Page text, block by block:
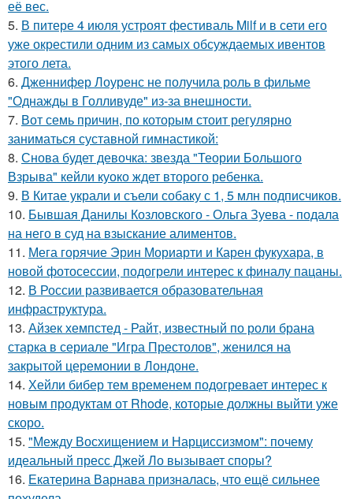
её вес.
5. В питере 4 июля устроят фестиваль Milf и в сети его
уже окрестили одним из самых обсуждаемых ивентов
этого лета.
6. Дженнифер Лоуренс не получила роль в фильме
"Однажды в Голливуде" из-за внешности.
7. Вот семь причин, по которым стоит регулярно
заниматься суставной гимнастикой:
8. Снова будет девочка: звезда "Теории Большого
Взрыва" кейли куоко ждет второго ребенка.
9. В Китае украли и съели собаку с 1, 5 млн подписчиков.
10. Бывшая Данилы Козловского - Ольга Зуева - подала
на него в суд на взыскание алиментов.
11. Мега горячие Эрин Мориарти и Карен фукухара, в
новой фотосессии, подогрели интерес к финалу пацаны.
12. В России развивается образовательная
инфраструктура.
13. Айзек хемпстед - Райт, известный по роли брана
старка в сериале "Игра Престолов", женился на
закрытой церемонии в Лондоне.
14. Хейли бибер тем временем подогревает интерес к
новым продуктам от Rhode, которые должны выйти уже
скоро.
15. "Между Восхищением и Нарциссизмом": почему
идеальный пресс Джей Ло вызывает споры?
16. Екатерина Варнава призналась, что ещё сильнее